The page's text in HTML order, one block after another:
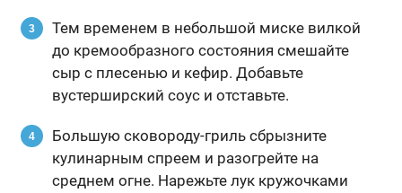
Тем временем в небольшой миске вилкой
до кремообразного состояния смешайте
сыр с плесенью и кефир. Добавьте
вустерширский соус и отставьте.
Большую сковороду-гриль сбрызните
кулинарным спреем и разогрейте на
среднем огне. Нарежьте лук кружочками